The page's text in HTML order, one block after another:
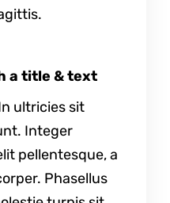
a title & text
ultricies sit
Integer
pellentesque, a
Phasellus